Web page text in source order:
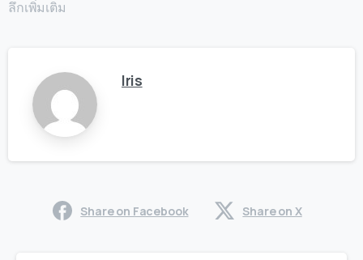
ลึกเพิ่มเติม
Iris
Share on Facebook Share on X